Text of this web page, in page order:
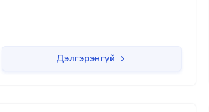
Дэлгэрэнгүй